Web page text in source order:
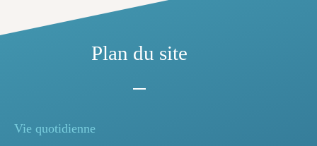
Plan du site
Vie quotidienne